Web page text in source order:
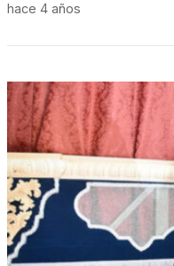
hace 4 años